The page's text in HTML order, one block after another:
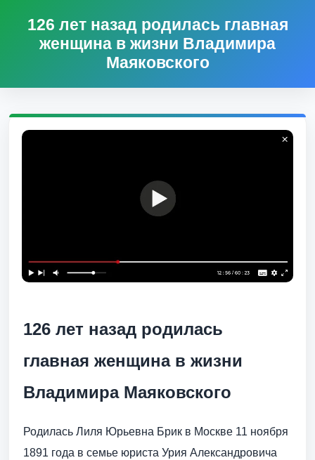
126 лет назад родилась главная
женщина в жизни Владимира
Маяковского
126 лет назад родилась
главная женщина в жизни
Владимира Маяковского
Родилась Лиля Юрьевна Брик в Москве 11 ноября
1891 года в семье юриста Урия Александровича